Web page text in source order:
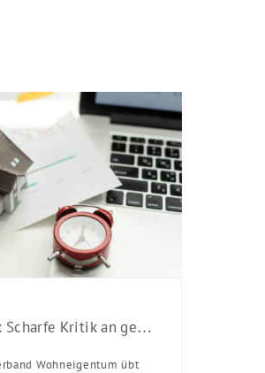
BEG-Reform 2026: Scharfe Kritik an gekürzten Sanierungsförderungen
Wohneigentum übt